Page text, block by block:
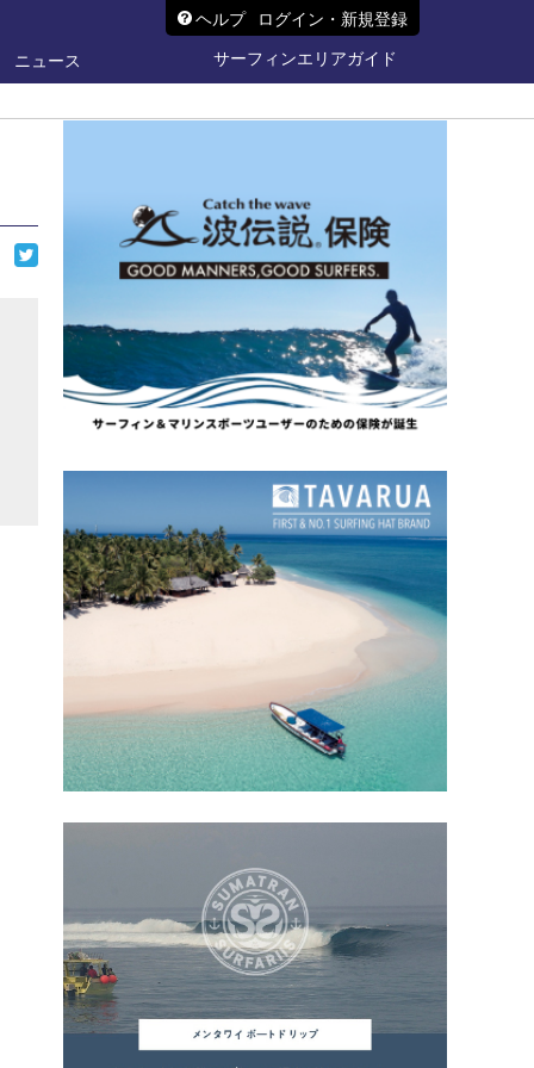
ヘルプ ログイン・新規登録
ニュース
サーフィンエリアガイド